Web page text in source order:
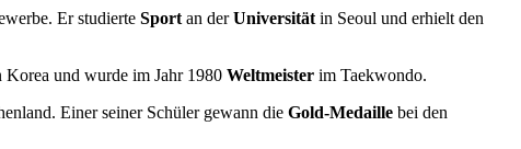
Er studierte Sport an derUniversität in Seoul und erhielt den
Korea und wurde im Jahr 1980 Weltmeister im Taekwondo.
Einer seiner Schüler gewann die Gold-Medaille bei den